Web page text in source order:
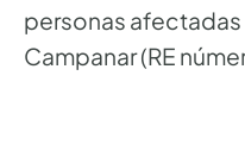
personas
Campanar (RE